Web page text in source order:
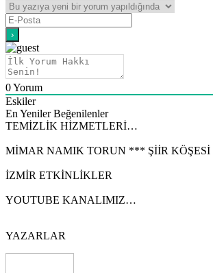
0Yorum
Eskiler
En Yeniler Beğenilenler
TEMİZLİK HİZMETLERİ…
MİMAR NAMIK TORUN *** ŞİİR KÖŞESİ
İZMİR ETKİNLİKLER
YOUTUBE KANALIMIZ…
YAZARLAR